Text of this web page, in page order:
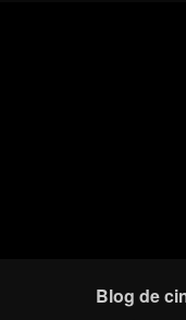
Blog de